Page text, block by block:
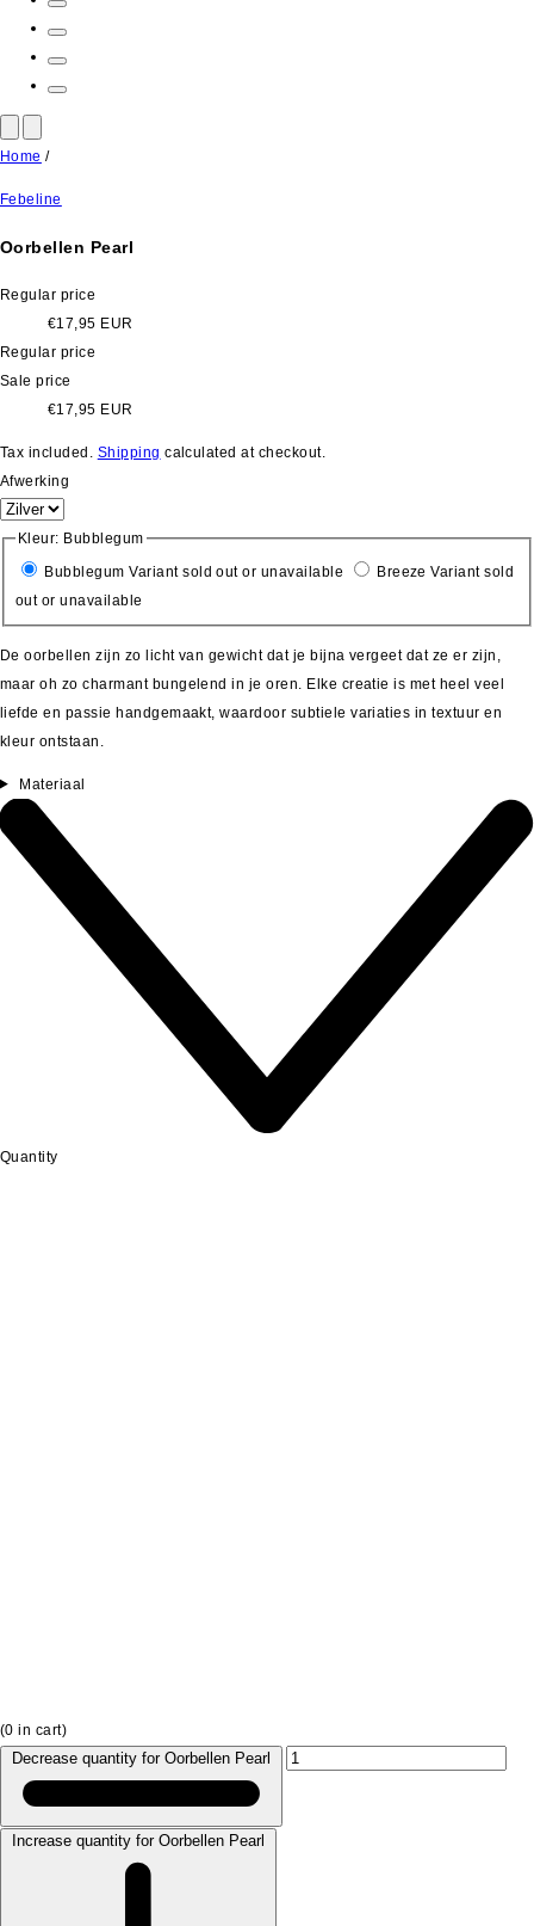
Home /
Febeline
Oorbellen Pearl
Regular price
€17,95 EUR
Regular price
Sale price
€17,95 EUR
Tax included. Shipping calculated at checkout.
Afwerking
Kleur: Bubblegum
Bubblegum Variant sold out or unavailable Breeze Variant sold
out or unavailable
De oorbellen zijn zo licht van gewicht dat je bijna vergeet dat ze er zijn,
maar oh zo charmant bungelend in je oren.
Elke creatie is met heel veel
liefde en passie handgemaakt, waardoor subtiele variaties in textuur en
kleur ontstaan.
Materiaal
Quantity
(0 in cart)
Decrease quantity for Oorbellen Pearl
Increase quantity for Oorbellen Pearl